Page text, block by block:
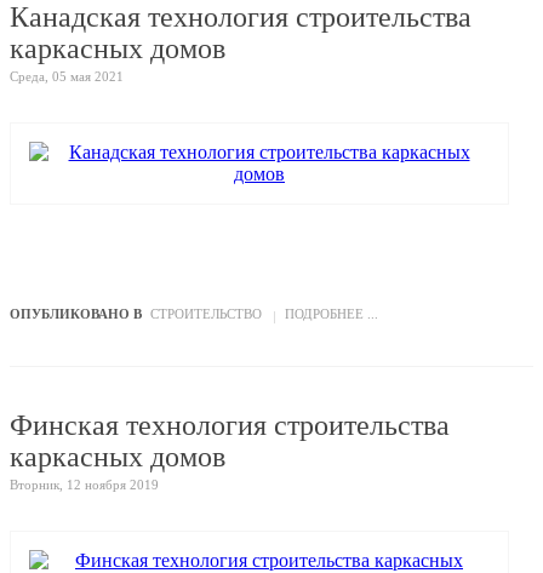
Канадская технология строительства
каркасных домов
Среда, 05 мая 2021
ОПУБЛИКОВАНО В СТРОИТЕЛЬСТВО ПОДРОБНЕЕ ...
Финская технология строительства
каркасных домов
Вторник, 12 ноября 2019